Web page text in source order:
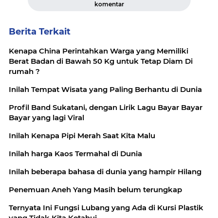
komentar
Berita Terkait
Kenapa China Perintahkan Warga yang Memiliki
Berat Badan di Bawah 50 Kg untuk Tetap Diam Di
rumah ?
Inilah Tempat Wisata yang Paling Berhantu di Dunia
Profil Band Sukatani, dengan Lirik Lagu Bayar Bayar
Bayar yang lagi Viral
Inilah Kenapa Pipi Merah Saat Kita Malu
Inilah harga Kaos Termahal di Dunia
Inilah beberapa bahasa di dunia yang hampir Hilang
Penemuan Aneh Yang Masih belum terungkap
Ternyata Ini Fungsi Lubang yang Ada di Kursi Plastik